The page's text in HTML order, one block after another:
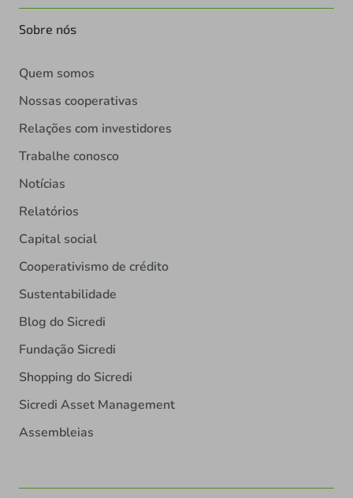
Sobre nós
Quem somos
Nossas cooperativas
Relações com investidores
Trabalhe conosco
Notícias
Relatórios
Capital social
Cooperativismo de crédito
Sustentabilidade
Blog do Sicredi
Fundação Sicredi
Shopping do Sicredi
Sicredi Asset Management
Assembleias